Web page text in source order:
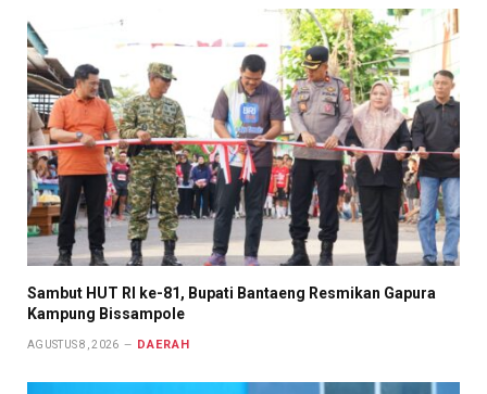
Sambut HUT RI ke-81, Bupati Bantaeng Resmikan Gapura
Kampung Bissampole
AGUSTUS 8, 2026 DAERAH